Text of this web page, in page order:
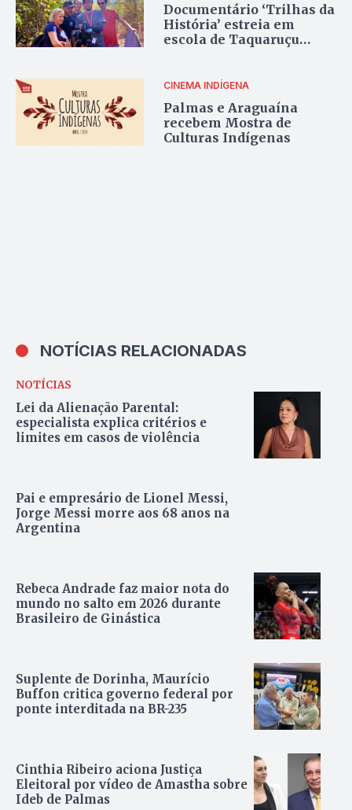
Documentário ‘Trilhas da
História’ estreia em
escola de Taquaruçu
CINEMA INDÍGENA
Palmas e Araguaína
recebem Mostra de
Culturas Indígenas
NOTÍCIAS RELACIONADAS
NOTÍCIAS
Lei da Alienação Parental:
especialista explica critérios e
limites em casos de violência
Pai e empresário de Lionel Messi,
Jorge Messi morre aos 68 anos na
Argentina
Rebeca Andrade faz maior nota do
mundo no salto em 2026 durante
Brasileiro de Ginástica
Suplente de Dorinha, Maurício
Buffon critica governo federal por
ponte interditada na BR-235
Cinthia Ribeiro aciona Justiça
Eleitoral por vídeo de Amastha sobre
Ideb de Palmas